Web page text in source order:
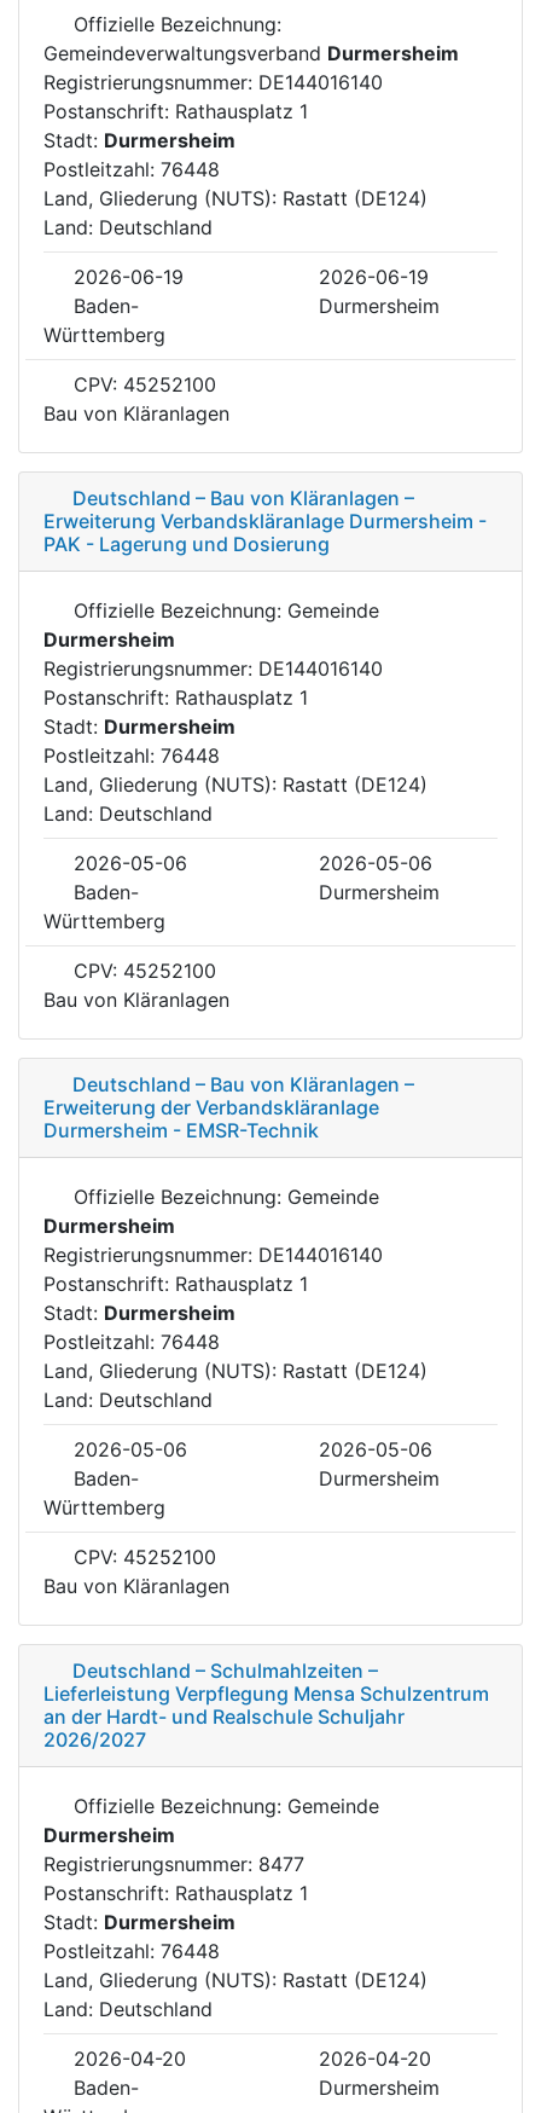
Offizielle Bezeichnung:
Gemeindeverwaltungsverband Durmersheim
Registrierungsnummer: DE144016140
Postanschrift: Rathausplatz 1
Stadt: Durmersheim
Postleitzahl: 76448
Land, Gliederung (NUTS): Rastatt (DE124)
Land: Deutschland
2026-06-19
2026-06-19
Baden-
Württemberg
Durmersheim
CPV: 45252100
Bau von Kläranlagen
Deutschland – Bau von Kläranlagen –
Erweiterung Verbandskläranlage Durmersheim -
PAK - Lagerung und Dosierung
Offizielle Bezeichnung: Gemeinde
Durmersheim
Registrierungsnummer: DE144016140
Postanschrift: Rathausplatz 1
Stadt: Durmersheim
Postleitzahl: 76448
Land, Gliederung (NUTS): Rastatt (DE124)
Land: Deutschland
2026-05-06
2026-05-06
Baden-
Württemberg
Durmersheim
CPV: 45252100
Bau von Kläranlagen
Deutschland – Bau von Kläranlagen –
Erweiterung der Verbandskläranlage
Durmersheim - EMSR-Technik
Offizielle Bezeichnung: Gemeinde
Durmersheim
Registrierungsnummer: DE144016140
Postanschrift: Rathausplatz 1
Stadt: Durmersheim
Postleitzahl: 76448
Land, Gliederung (NUTS): Rastatt (DE124)
Land: Deutschland
2026-05-06
2026-05-06
Baden-
Württemberg
Durmersheim
CPV: 45252100
Bau von Kläranlagen
Deutschland – Schulmahlzeiten –
Lieferleistung Verpflegung Mensa Schulzentrum
an der Hardt- und Realschule Schuljahr
2026/2027
Offizielle Bezeichnung: Gemeinde
Durmersheim
Registrierungsnummer: 8477
Postanschrift: Rathausplatz 1
Stadt: Durmersheim
Postleitzahl: 76448
Land, Gliederung (NUTS): Rastatt (DE124)
Land: Deutschland
2026-04-20
2026-04-20
Baden-
Durmersheim